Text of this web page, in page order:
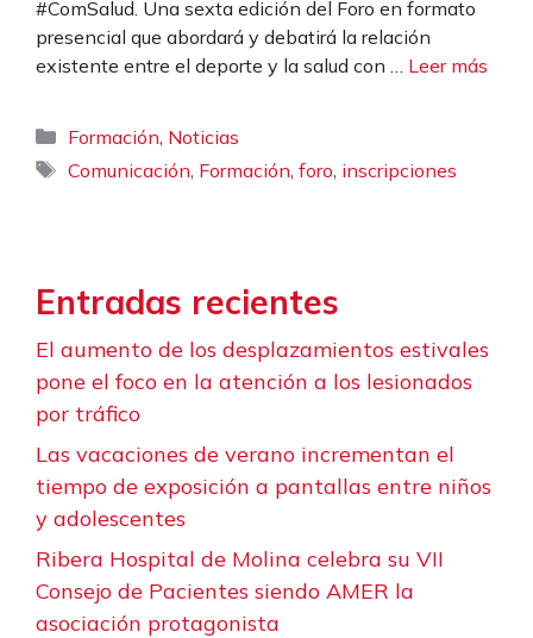
#ComSalud. Una sexta edición del Foro en formato
presencial que abordará y debatirá la relación
existente entre el deporte y la salud con … Leer más
Categorías
Formación, Noticias
Etiquetas
Comunicación, Formación,foro, inscripciones
Entradas recientes
El aumento de los desplazamientos estivales
pone el foco en la atención a los lesionados
por tráfico
Las vacaciones de verano incrementan el
tiempo de exposición a pantallas entre niños
y adolescentes
Ribera Hospital de Molina celebra su VII
Consejo de Pacientes siendo AMER la
asociación protagonista